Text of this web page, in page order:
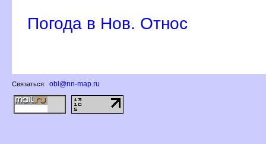
Погода в Нов. Относ
Связаться: obl@nn-map.ru